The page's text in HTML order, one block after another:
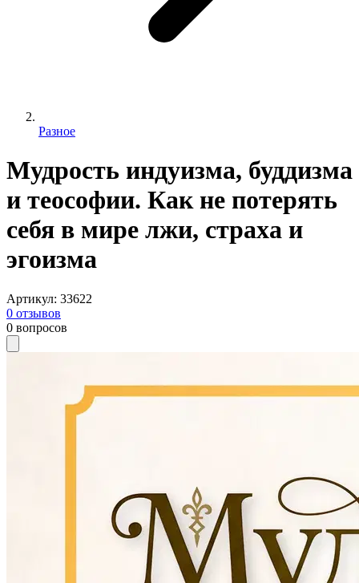
Разное
Мудрость индуизма, буддизма
и теософии. Как не потерять
себя в мире лжи, страха и
эгоизма
Артикул: 33622
0 отзывов
0 вопросов